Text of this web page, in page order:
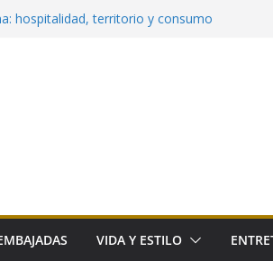
para tu primer viaje a Colorado
VIDA Y ESTILO